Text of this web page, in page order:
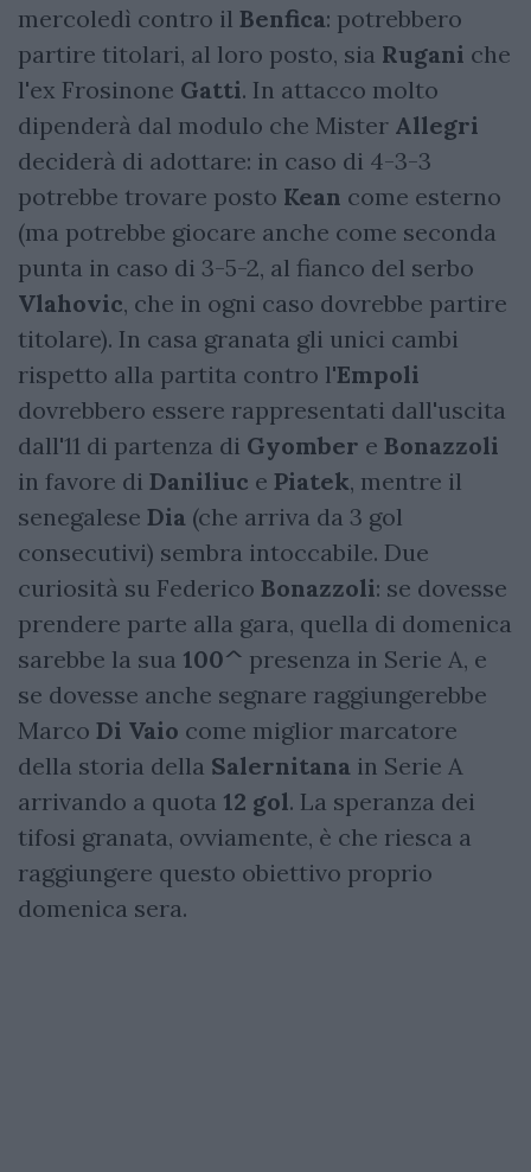
mercoledì contro il Benfica: potrebbero
partire titolari, al loro posto, sia Rugani che
l'ex Frosinone Gatti. In attacco molto
dipenderà dal modulo che Mister Allegri
deciderà di adottare: in caso di 4-3-3
potrebbe trovare posto Kean come esterno
(ma potrebbe giocare anche come seconda
punta in caso di 3-5-2, al fianco del serbo
Vlahovic, che in ogni caso dovrebbe partire
titolare). In casa granata gli unici cambi
rispetto alla partita contro l'Empoli
dovrebbero essere rappresentati dall'uscita
dall'11 di partenza di Gyomber e Bonazzoli
in favore di Daniliuc e Piatek, mentre il
senegalese Dia (che arriva da 3 gol
consecutivi) sembra intoccabile. Due
curiosità su Federico Bonazzoli: se dovesse
prendere parte alla gara, quella di domenica
sarebbe la sua 100^ presenza in Serie A, e
se dovesse anche segnare raggiungerebbe
Marco Di Vaio come miglior marcatore
della storia della Salernitana in Serie A
arrivando a quota 12 gol. La speranza dei
tifosi granata, ovviamente, è che riesca a
raggiungere questo obiettivo proprio
domenica sera.